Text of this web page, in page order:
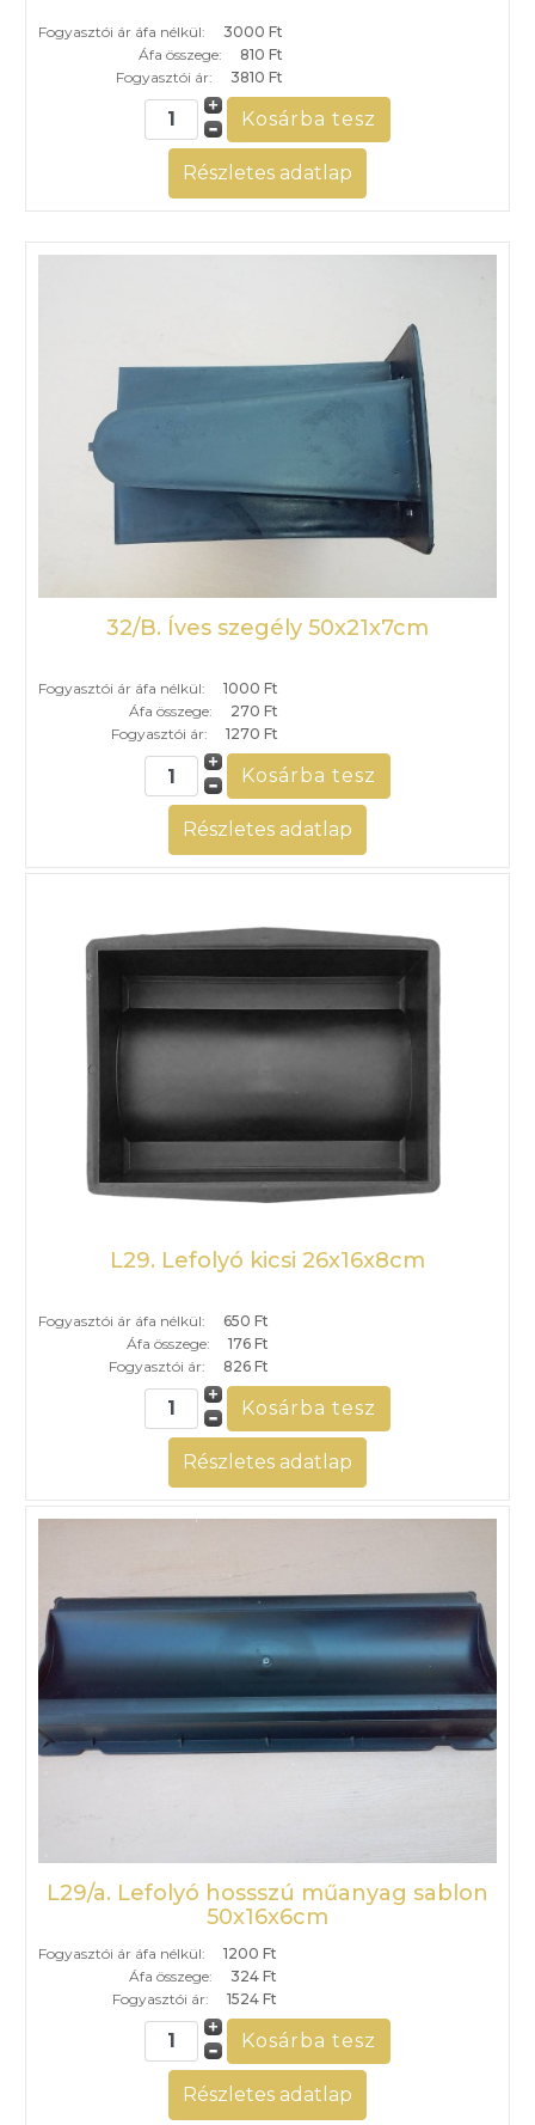
Fogyasztói ár áfa nélkül:
3000 Ft
Áfa összege:
810 Ft
Fogyasztói ár:
3810 Ft
Részletes adatlap
32/B. Íves szegély 50x21x7cm
Fogyasztói ár áfa nélkül:
1000 Ft
Áfa összege:
270 Ft
Fogyasztói ár:
1270 Ft
Részletes adatlap
L29. Lefolyó kicsi 26x16x8cm
Fogyasztói ár áfa nélkül:
650 Ft
Áfa összege:
176 Ft
Fogyasztói ár:
826 Ft
Részletes adatlap
L29/a. Lefolyó hossszú műanyag sablon
50x16x6cm
Fogyasztói ár áfa nélkül:
1200 Ft
Áfa összege:
324 Ft
Fogyasztói ár:
1524 Ft
Részletes adatlap